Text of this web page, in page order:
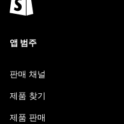
앱 범주
판매 채널
제품 찾기
제품 판매